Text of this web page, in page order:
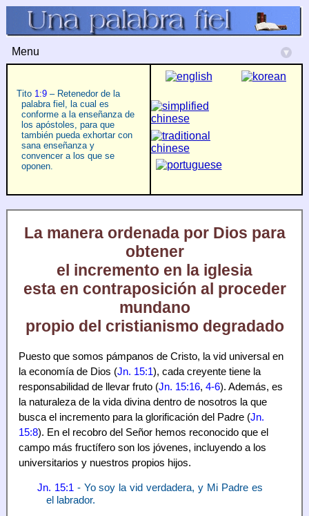
Menu ▾
Tito 1:9 – Retenedor de la
palabra fiel, la cual es
conforme a la enseñanza de
los apóstoles, para que
también pueda exhortar con
sana enseñanza y
convencer a los que se
oponen.
La manera ordenada por Dios para
obtener
el incremento en la iglesia
esta en contraposición al proceder
mundano
propio del cristianismo degradado
Puesto que somos pámpanos de Cristo, la vid universal en
la economía de Dios (Jn. 15:1), cada creyente tiene la
responsabilidad de llevar fruto (Jn. 15:16, 4-6). Además, es
la naturaleza de la vida divina dentro de nosotros la que
busca el incremento para la glorificación del Padre (Jn.
15:8). En el recobro del Señor hemos reconocido que el
campo más fructífero son los jóvenes, incluyendo a los
universitarios y nuestros propios hijos.
Jn. 15:1 - Yo soy la vid verdadera, y Mi Padre es
el labrador.